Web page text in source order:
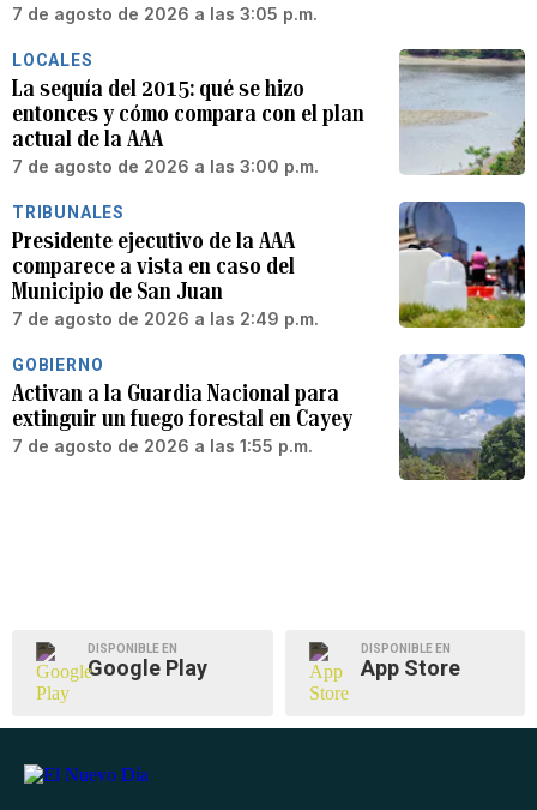
7 de agosto de 2026 a las 3:05 p.m.
LOCALES
La sequía del 2015: qué se hizo
entonces y cómo compara con el plan
actual de la AAA
7 de agosto de 2026 a las 3:00 p.m.
TRIBUNALES
Presidente ejecutivo de la AAA
comparece a vista en caso del
Municipio de San Juan
7 de agosto de 2026 a las 2:49 p.m.
GOBIERNO
Activan a la Guardia Nacional para
extinguir un fuego forestal en Cayey
7 de agosto de 2026 a las 1:55 p.m.
DISPONIBLE EN
Google Play
DISPONIBLE EN
App Store